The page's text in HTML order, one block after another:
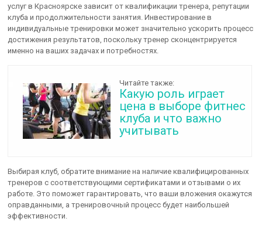
услуг в Красноярске зависит от квалификации тренера, репутации
клуба и продолжительности занятия. Инвестирование в
индивидуальные тренировки может значительно ускорить процесс
достижения результатов, поскольку тренер сконцентрируется
именно на ваших задачах и потребностях.
Читайте также:
Какую роль играет
цена в выборе фитнес
клуба и что важно
учитывать
Выбирая клуб, обратите внимание на наличие квалифицированных
тренеров с соответствующими сертификатами и отзывами о их
работе. Это поможет гарантировать, что ваши вложения окажутся
оправданными, а тренировочный процесс будет наибольшей
эффективности.